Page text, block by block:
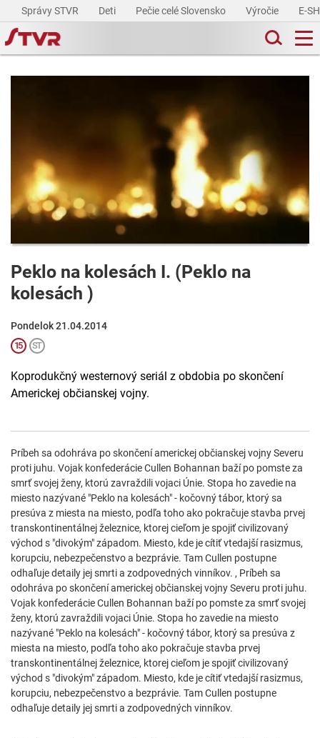
Správy STVR Deti Pečie celé Slovensko Výročie E-
Peklo na kolesách I. (Peklo na
kolesách )
Pondelok 21.04.2014
Koprodukčný westernový seriál z obdobia po skončení
Americkej občianskej vojny.
Príbeh sa odohráva po skončení americkej občianskej vojny Severu
proti juhu. Vojak konfederácie Cullen Bohannan baží po pomste za
smrť svojej ženy, ktorú zavraždili vojaci Únie. Stopa ho zavedie na
miesto nazývané "Peklo na kolesách" - kočovný tábor, ktorý sa
presúva z miesta na miesto, podľa toho ako pokračuje stavba prvej
transkontinentálnej železnice, ktorej cieľom je spojiť civilizovaný
východ s "divokým" západom. Miesto, kde je cítiť vtedajší rasizmus,
korupciu, nebezpečenstvo a bezprávie. Tam Cullen postupne
odhaľuje detaily jej smrti a zodpovedných vinníkov. , Príbeh sa
odohráva po skončení americkej občianskej vojny Severu proti juhu.
Vojak konfederácie Cullen Bohannan baží po pomste za smrť svojej
ženy, ktorú zavraždili vojaci Únie. Stopa ho zavedie na miesto
nazývané "Peklo na kolesách" - kočovný tábor, ktorý sa presúva z
miesta na miesto, podľa toho ako pokračuje stavba prvej
transkontinentálnej železnice, ktorej cieľom je spojiť civilizovaný
východ s "divokým" západom. Miesto, kde je cítiť vtedajší rasizmus,
korupciu, nebezpečenstvo a bezprávie. Tam Cullen postupne
odhaľuje detaily jej smrti a zodpovedných vinníkov.